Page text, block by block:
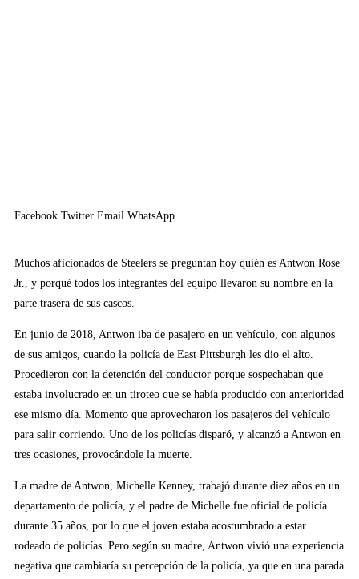
Facebook Twitter Email WhatsApp
Muchos aficionados de Steelers se preguntan hoy quién es Antwon Rose
Jr., y porqué todos los integrantes del equipo llevaron su nombre en la
parte trasera de sus cascos.
En junio de 2018, Antwon iba de pasajero en un vehículo, con algunos
de sus amigos, cuando la policía de East Pittsburgh les dio el alto.
Procedieron con la detención del conductor porque sospechaban que
estaba involucrado en un tiroteo que se había producido con anterioridad
ese mismo día. Momento que aprovecharon los pasajeros del vehículo
para salir corriendo. Uno de los policías disparó, y alcanzó a Antwon en
tres ocasiones, provocándole la muerte.
La madre de Antwon, Michelle Kenney, trabajó durante diez años en un
departamento de policía, y el padre de Michelle fue oficial de policía
durante 35 años, por lo que el joven estaba acostumbrado a estar
rodeado de policías. Pero según su madre, Antwon vivió una experiencia
negativa que cambiaría su percepción de la policía, ya que en una parada